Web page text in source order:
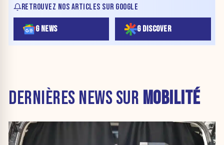
RETROUVEZ NOS ARTICLES SUR GOOGLE
G NEWS G DISCOVER
DERNIÈRES NEWS SUR MOBILITÉ